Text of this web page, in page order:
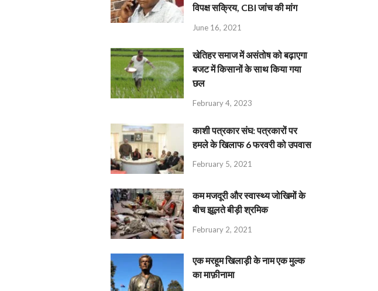
विपक्ष सक्रिय, CBI जांच की मांग
June 16, 2021
खेतिहर समाज में असंतोष को बढ़ाएगा
बजट में किसानों के साथ किया गया
छल
February 4, 2023
काशी पत्रकार संघ: पत्रकारों पर
हमले के खिलाफ 6 फरवरी को उपवास
February 5, 2021
कम मजदूरी और स्वास्थ्य जोखिमों के
बीच झूलते बीड़ी श्रमिक
February 2, 2021
एक मरहूम खिलाड़ी के नाम एक मुल्क
का माफ़ीनामा